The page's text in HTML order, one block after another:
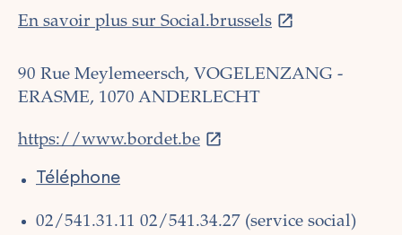
En savoir plus sur Social.brussels
90 Rue Meylemeersch, VOGELENZANG -
ERASME, 1070 ANDERLECHT
https://www.bordet.be
Téléphone
02/541.31.11 02/541.34.27 (service social)